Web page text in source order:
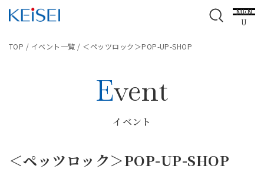
MEN
U
TOP / イベント一覧 / ＜ペッツロック＞POP-UP-SHOP
Event
イベント
＜ペッツロック＞POP-UP-SHOP